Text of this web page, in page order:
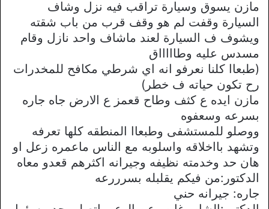
مازن يسوق وسيارة تراقب فيه نزل وشاف
السيارة وقفت لم هو وقف قرب من باب شقته
ويشوف ف السيارة لعند ماشاف واحد نازل وقام
مسدس عليه وطاااااق
(طبعاا كلنا نعرفو انه اي شرطي مكافح للمخدرات
رح تكون حياته ف خطر)
مازن ايده ع كثف وطاح قعمز ع الارض جاه جاره
بسرعه وسعفوه
ووصلو للمستشفى وطبعاا المنطقه كلها تعرفه
وتشهد بااخلاقه واسلوبه مع الناس ماعمره زعل او
هان حد وخدمته نظيفه وجيرانه اكثرهم قعدو معاه
الدكتور:من فيكم يقلبله بسرررعه
جاره: جيرانه حني